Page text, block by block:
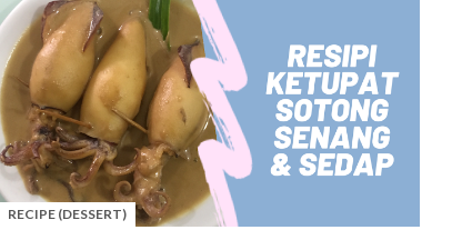
RECIPE (DESSERT)